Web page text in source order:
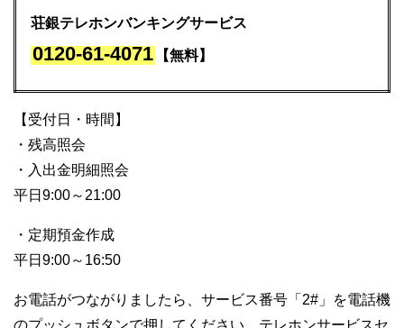
荘銀テレホンバンキングサービス
0120-61-4071 【無料】
【受付日・時間】
・残高照会
・入出金明細照会
平日9:00～21:00
・定期預金作成
平日9:00～16:50
お電話がつながりましたら、サービス番号「2#」を電話機